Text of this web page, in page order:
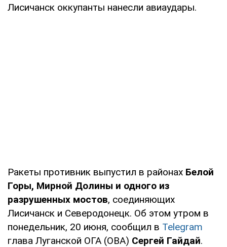
Лисичанск оккупанты нанесли авиаудары.
Ракеты противник выпустил в районах Белой
Горы, Мирной Долины и одного из
разрушенных мостов, соединяющих
Лисичанск и Северодонецк. Об этом утром в
понедельник, 20 июня, сообщил в Telegram
глава Луганской ОГА (ОВА) Сергей Гайдай.